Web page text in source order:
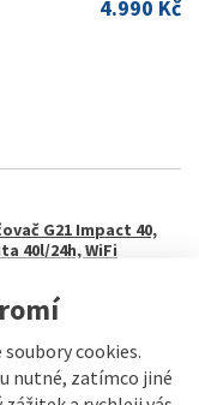
cookies.
nutné, zatímco jiné
4.990 Kč
G21 Impact 40,
40l/24h, WiFi